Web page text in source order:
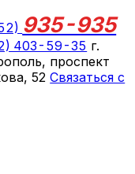
935-935
403-59-35 г.
проспект
52Связаться с